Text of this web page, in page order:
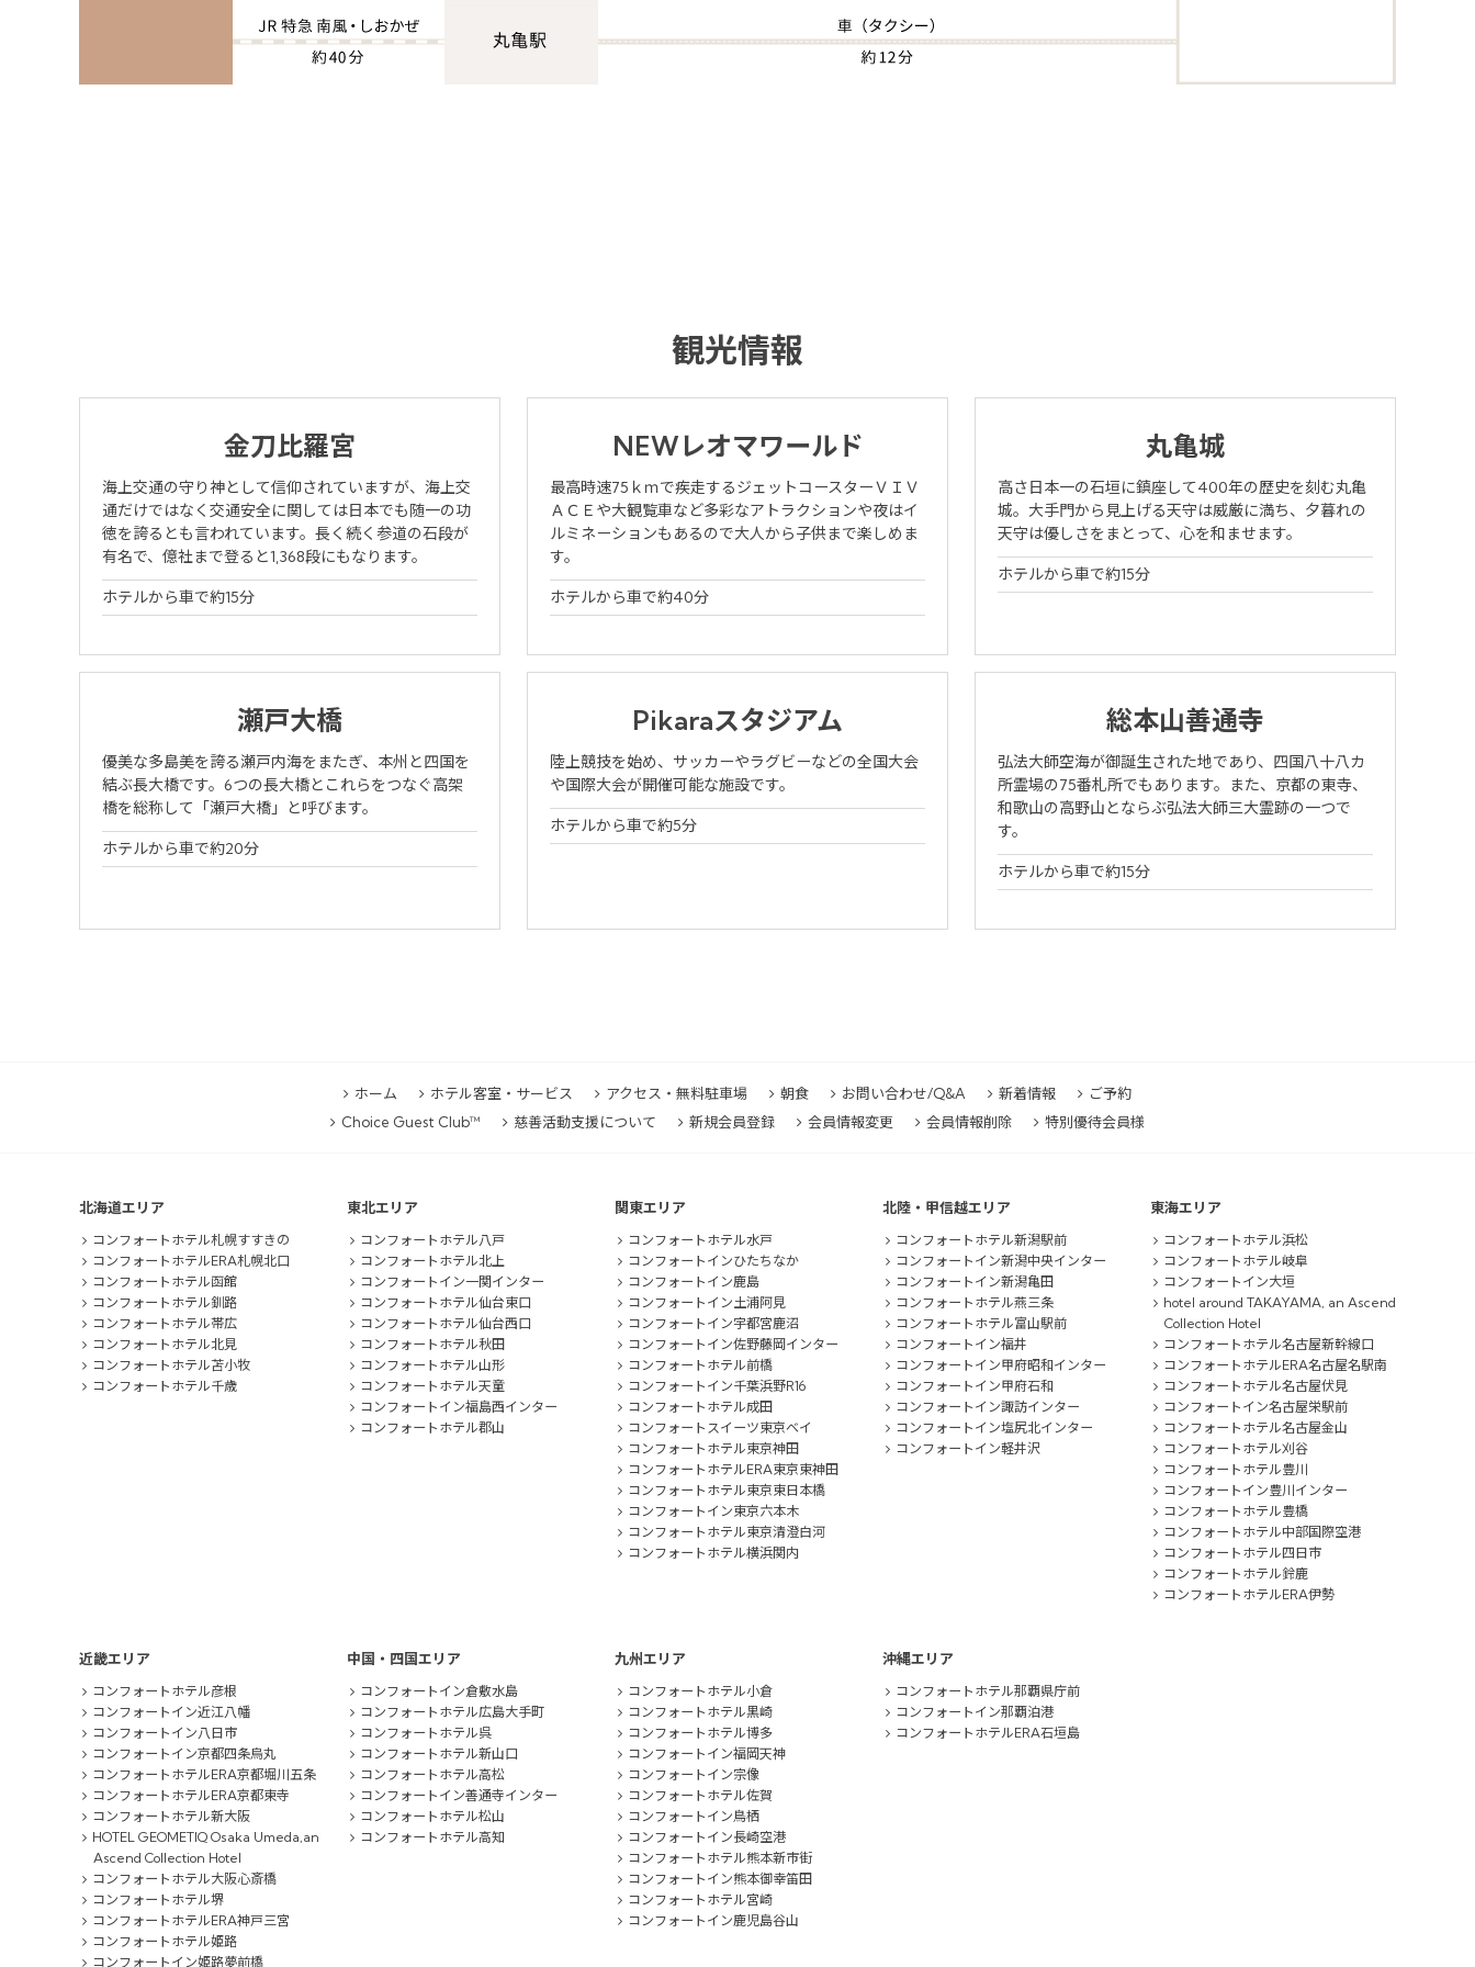
※You will be redirected to Choice Hotel International official website by clicking
You can see the FAQ as follows.
FAQs
部屋数
大人人
数
（1室あた
り）
空室検索
プラン一覧
予約確認・変更・キャンセル
観光情報
金刀比羅宮
海上交通の守り神として信仰されていますが、海上交
通だけではなく交通安全に関しては日本でも随一の功
徳を誇るとも言われています。長く続く参道の石段が
有名で、億社まで登ると1,368段にもなります。
ホテルから車で約15分
NEWレオマワールド
最高時速75ｋｍで疾走するジェットコースターＶＩＶ
ＡＣＥや大観覧車など多彩なアトラクションや夜はイ
ルミネーションもあるので大人から子供まで楽しめま
す。
ホテルから車で約40分
丸亀城
高さ日本一の石垣に鎮座して400年の歴史を刻む丸亀
城。大手門から見上げる天守は威厳に満ち、夕暮れの
天守は優しさをまとって、心を和ませます。
ホテルから車で約15分
瀬戸大橋
優美な多島美を誇る瀬戸内海をまたぎ、本州と四国を
結ぶ長大橋です。6つの長大橋とこれらをつなぐ高架
橋を総称して「瀬戸大橋」と呼びます。
ホテルから車で約20分
Pikaraスタジアム
陸上競技を始め、サッカーやラグビーなどの全国大会
や国際大会が開催可能な施設です。
ホテルから車で約5分
総本山善通寺
弘法大師空海が御誕生された地であり、四国八十八カ
所霊場の75番札所でもあります。また、京都の東寺、
和歌山の高野山とならぶ弘法大師三大霊跡の一つで
す。
ホテルから車で約15分
ホーム ホテル客室・サービス アクセス・無料駐車場 朝食 お問い合わせ/Q&A 新着情報
ご予約
Choice Guest Club™
慈善活動支援について 新規会員登録 会員情報変更 会員情報削除 特別優待会員様
北海道エリア
コンフォートホテル札幌すすきの
コンフォートホテルERA札幌北口
コンフォートホテル函館
コンフォートホテル釧路
コンフォートホテル帯広
コンフォートホテル北見
コンフォートホテル苫小牧
コンフォートホテル千歳
東北エリア
コンフォートホテル八戸
コンフォートホテル北上
コンフォートイン一関インター
コンフォートホテル仙台東口
コンフォートホテル仙台西口
コンフォートホテル秋田
コンフォートホテル山形
コンフォートホテル天童
コンフォートイン福島西インター
コンフォートホテル郡山
関東エリア
コンフォートホテル水戸
コンフォートインひたちなか
コンフォートイン鹿島
コンフォートイン土浦阿見
コンフォートイン宇都宮鹿沼
コンフォートイン佐野藤岡インター
コンフォートホテル前橋
コンフォートイン千葉浜野R16
コンフォートホテル成田
コンフォートスイーツ東京ベイ
コンフォートホテル東京神田
コンフォートホテルERA東京東神田
コンフォートホテル東京東日本橋
コンフォートイン東京六本木
コンフォートホテル東京清澄白河
コンフォートホテル横浜関内
北陸・甲信越エリア
コンフォートホテル新潟駅前
コンフォートイン新潟中央インター
コンフォートイン新潟亀田
コンフォートホテル燕三条
コンフォートホテル富山駅前
コンフォートイン福井
コンフォートイン甲府昭和インター
コンフォートイン甲府石和
コンフォートイン諏訪インター
コンフォートイン塩尻北インター
コンフォートイン軽井沢
東海エリア
コンフォートホテル浜松
コンフォートホテル岐阜
コンフォートイン大垣
hotel around TAKAYAMA, an Ascend
Collection Hotel
コンフォートホテル名古屋新幹線口
コンフォートホテルERA名古屋名駅南
コンフォートホテル名古屋伏見
コンフォートイン名古屋栄駅前
コンフォートホテル名古屋金山
コンフォートホテル刈谷
コンフォートホテル豊川
コンフォートイン豊川インター
コンフォートホテル豊橋
コンフォートホテル中部国際空港
コンフォートホテル四日市
コンフォートホテル鈴鹿
コンフォートホテルERA伊勢
近畿エリア
コンフォートホテル彦根
コンフォートイン近江八幡
コンフォートイン八日市
コンフォートイン京都四条烏丸
コンフォートホテルERA京都堀川五条
コンフォートホテルERA京都東寺
コンフォートホテル新大阪
HOTEL GEOMETIQ Osaka Umeda,an
Ascend Collection Hotel
コンフォートホテル大阪心斎橋
コンフォートホテル堺
コンフォートホテルERA神戸三宮
コンフォートホテル姫路
コンフォートイン姫路夢前橋
中国・四国エリア
コンフォートイン倉敷水島
コンフォートホテル広島大手町
コンフォートホテル呉
コンフォートホテル新山口
コンフォートホテル高松
コンフォートイン善通寺インター
コンフォートホテル松山
コンフォートホテル高知
九州エリア
コンフォートホテル小倉
コンフォートホテル黒崎
コンフォートホテル博多
コンフォートイン福岡天神
コンフォートイン宗像
コンフォートホテル佐賀
コンフォートイン鳥栖
コンフォートイン長崎空港
コンフォートホテル熊本新市街
コンフォートイン熊本御幸笛田
コンフォートホテル宮崎
コンフォートイン鹿児島谷山
沖縄エリア
コンフォートホテル那覇県庁前
コンフォートイン那覇泊港
コンフォートホテルERA石垣島